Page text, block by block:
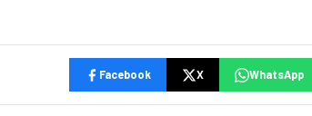
Facebook X WhatsApp